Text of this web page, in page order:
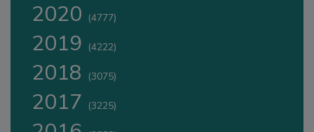
2020 (4777)
2019 (4222)
2018 (3075)
2017 (3225)